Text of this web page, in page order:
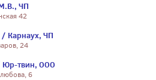
ЧП
42
/ Карнаух, ЧП
24
Юр-твин, ООО
6